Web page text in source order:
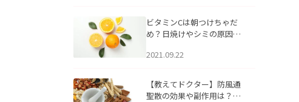
ビタミンCは朝つけちゃだ
め？日焼けやシミの原因に
2021.09.22
【教えてドクター】防風通
聖散の効果や副作用は？長